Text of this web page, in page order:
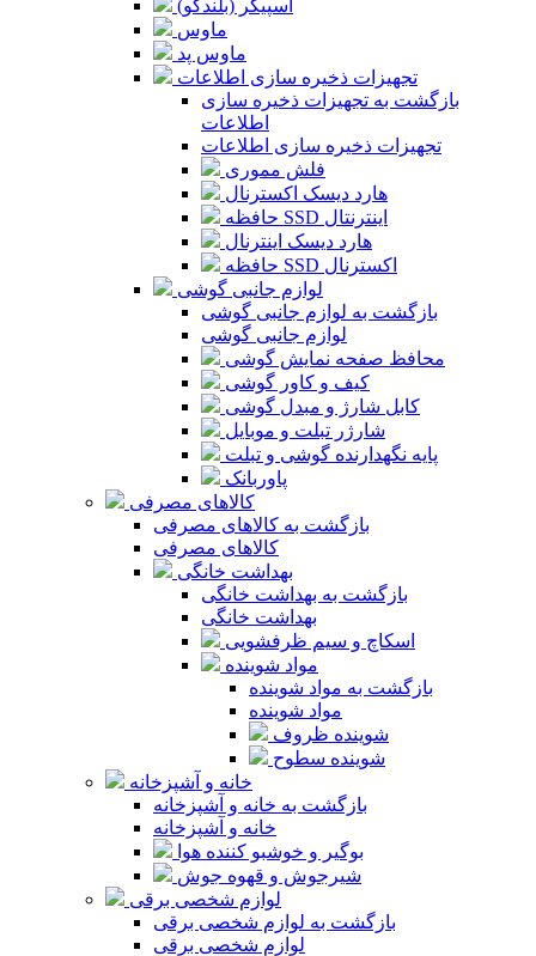
اسپیکر (بلندگو)
ماوس
ماوس پد
تجهیزات ذخیره سازی اطلاعات
بازگشت به تجهیزات ذخیره سازی
اطلاعات
تجهیزات ذخیره سازی اطلاعات
فلش مموری
هارد دیسک اکسترنال
حافظه SSD اینترنتال
هارد دیسک اینترنال
حافظه SSD اکسترنال
لوازم جانبی گوشی
بازگشت به لوازم جانبی گوشی
لوازم جانبی گوشی
محافظ صفحه نمایش گوشی
کیف و کاور گوشی
کابل شارژ و مبدل گوشی
شارژر تبلت و موبایل
پایه نگهدارنده گوشی و تبلت
پاوربانک
کالاهای مصرفی
بازگشت به کالاهای مصرفی
کالاهای مصرفی
بهداشت خانگی
بازگشت به بهداشت خانگی
بهداشت خانگی
اسکاچ و سیم ظرفشویی
مواد شوینده
بازگشت به مواد شوینده
مواد شوینده
شوینده ظروف
شوینده سطوح
خانه و آشپزخانه
بازگشت به خانه و آشپزخانه
خانه و آشپزخانه
بوگیر و خوشبو کننده هوا
شیرجوش و قهوه جوش
لوازم شخصی برقی
بازگشت به لوازم شخصی برقی
لوازم شخصی برقی